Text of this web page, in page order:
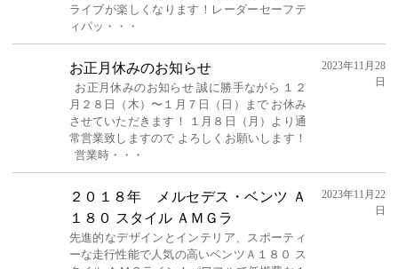
ライブが楽しくなります！レーダーセーフテ
ィパッ・・・
お正月休みのお知らせ
お正月休みのお知らせ 誠に勝手ながら １２
月２８日（木）〜１月７日（日）まで お休み
させていただきます！ １月８日（月）より通
常営業致しますので よろしくお願いします！
営業時・・・
2023年11月28
日
２０１８年 メルセデス・ベンツ Ａ
１８０ スタイル ＡＭＧラ
先進的なデザインとインテリア、スポーティ
ーな走行性能で人気の高いベンツＡ１８０ ス
2023年11月22
日